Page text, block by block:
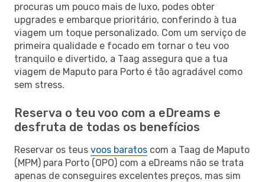
procuras um pouco mais de luxo, podes obter
upgrades e embarque prioritário, conferindo à tua
viagem um toque personalizado. Com um serviço de
primeira qualidade e focado em tornar o teu voo
tranquilo e divertido, a Taag assegura que a tua
viagem de Maputo para Porto é tão agradável como
sem stress.
Reserva o teu voo com a eDreams e
desfruta de todas os benefícios
Reservar os teus voos baratos com a Taag de Maputo
(MPM) para Porto (OPO) com a eDreams não se trata
apenas de conseguires excelentes preços, mas sim